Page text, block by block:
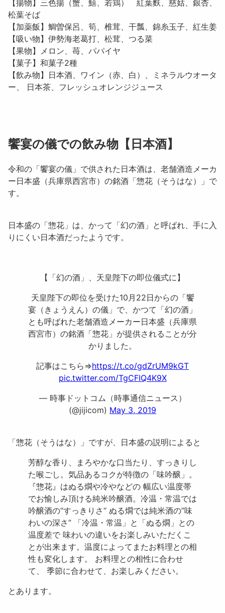
【揚物】三色揚（蟹、鱚、若鶏） 紅葉麩、慈姑、銀杏、
松葉そば
【加薬飯】鯛曽保呂、筍、椎茸、干瓢、錦糸玉子、紅生姜
【吸い物】伊勢海老葛打、松茸、つる菜
【果物】メロン、苺、パパイヤ
【菓子】和菓子2種
【飲み物】日本酒、ワイン（赤、白）、ミネラルウオータ
ー、 日本茶、フレッシュオレンジジュース
饗宴の儀での飲み物【日本酒】
令和の「饗宴の儀」で供された日本酒は、老舗酒造メーカ
ー日本盛（兵庫県西宮市）の銘酒「惣花（そうはな）
」で
す。
日本盛の「惣花 」は、かって「幻の酒 」と呼ばれ、手に入
りにくい日本酒だったようです。
【「幻の酒」、天皇陛下の即位儀式に】
天皇陛下の即位を受けた10月22日からの「饗
宴（きょうえん）の儀」で、かつて「幻の酒」
とも呼ばれた老舗酒造メーカー日本盛（兵庫県
西宮市）の銘酒「惣花」が提供されることが分
かりました。
記事はこちら⇒https://t.co/gdZrUM9kGT
pic.twitter.com/TgCFIQ4K9X
— 時事ドットコム（時事通信ニュース）
(@jijicom) May 3, 2019
「惣花（そうはな）
」ですが、日本盛の説明によると
芳醇な香り、まろやかな口当たり、すっきりし
た喉ごし。気品あるコクが特徴の「味吟醸」。
『惣花』はぬる燗や冷やなどの 幅広い温度帯
でお愉しみ頂ける純米吟醸酒。冷温・常温では
吟醸酒の“すっきりさ“ ぬる燗では純米酒の”味
わいの深さ” 「冷温・常温」と「ぬる燗」との
温度差で 味わいの違いをお楽しみいただくこ
とが出来ます。 温度によってまたお料理との相
性も変化します。 お料理との相性に合わせ
て、 季節に合わせて、お楽しみください。
とあります。